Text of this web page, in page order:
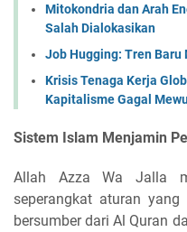
Mitokondria dan Arah
Salah Dialokasikan
Job Hugging: Tren Baru
Krisis Tenaga Kerja
Kapitalisme Gagal
Sistem Islam Menjamin
Allah Azza Wa Jalla
seperangkat aturan
bersumber dari Al Quran